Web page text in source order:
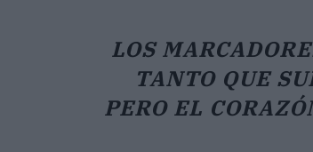
LOS
TANTO QUE
PERO EL